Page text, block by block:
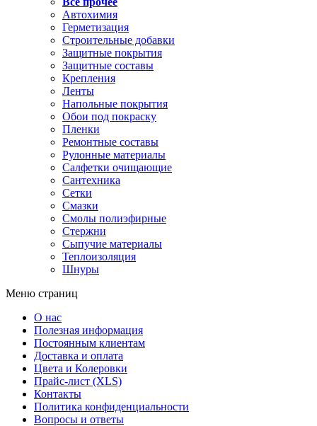
Автохимия
Герметизация
Строительные добавки
Защитные покрытия
Защитные составы
Крепления
Ленты
Напольные покрытия
Обои под покраску
Пленки
Ремонтные составы
Рулонные материалы
Салфетки очищающие
Сантехника
Сетки
Смазки
Смолы полиэфирные
Стержни
Сыпучие материалы
Теплоизоляция
Шнуры
Меню страниц
О нас
Полезная информация
Постоянным клиентам
Доставка и оплата
Цвета и Колеровки
Прайс-лист (XLS)
Контакты
Политика конфиденциальности
Вопросы и ответы